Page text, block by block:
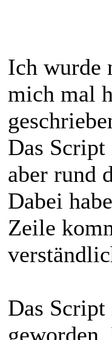
Ich wurde
mich mal
Das
aber rund
Dabei
Zeile
Das